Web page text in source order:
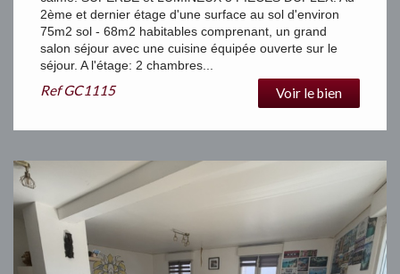
2ème et dernier étage d'une surface au sol d'environ
75m2 sol - 68m2 habitables comprenant, un grand
salon séjour avec une cuisine équipée ouverte sur le
séjour. A l'étage: 2 chambres...
RefGC1115 Voir le bien